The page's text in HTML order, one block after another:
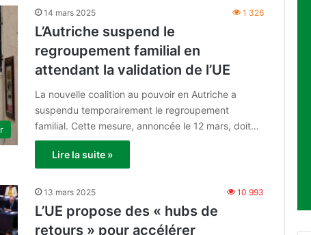
14 mars 2025 1 326
L’Autriche suspend le
regroupement familial en
attendant la validation de l’UE
La nouvelle coalition au pouvoir en Autriche a
suspendu temporairement le regroupement
familial. Cette mesure, annoncée le 12 mars, doit…
Lire la suite »
13 mars 2025 10 993
L’UE propose des « hubs de
retours » pour accélérer